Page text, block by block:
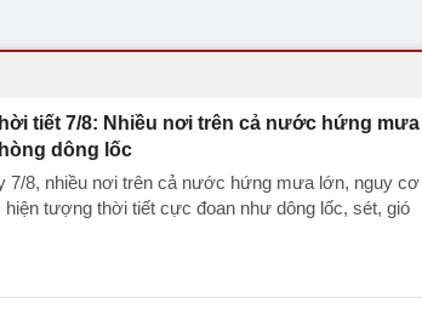
tiết 7/8: Nhiều nơi trên cả nước hứng mưa
dông lốc
7/8, nhiều nơi trên cả nước hứng mưa lớn, nguy cơ
hiện tượng thời tiết cực đoan như dông lốc, sét, gió